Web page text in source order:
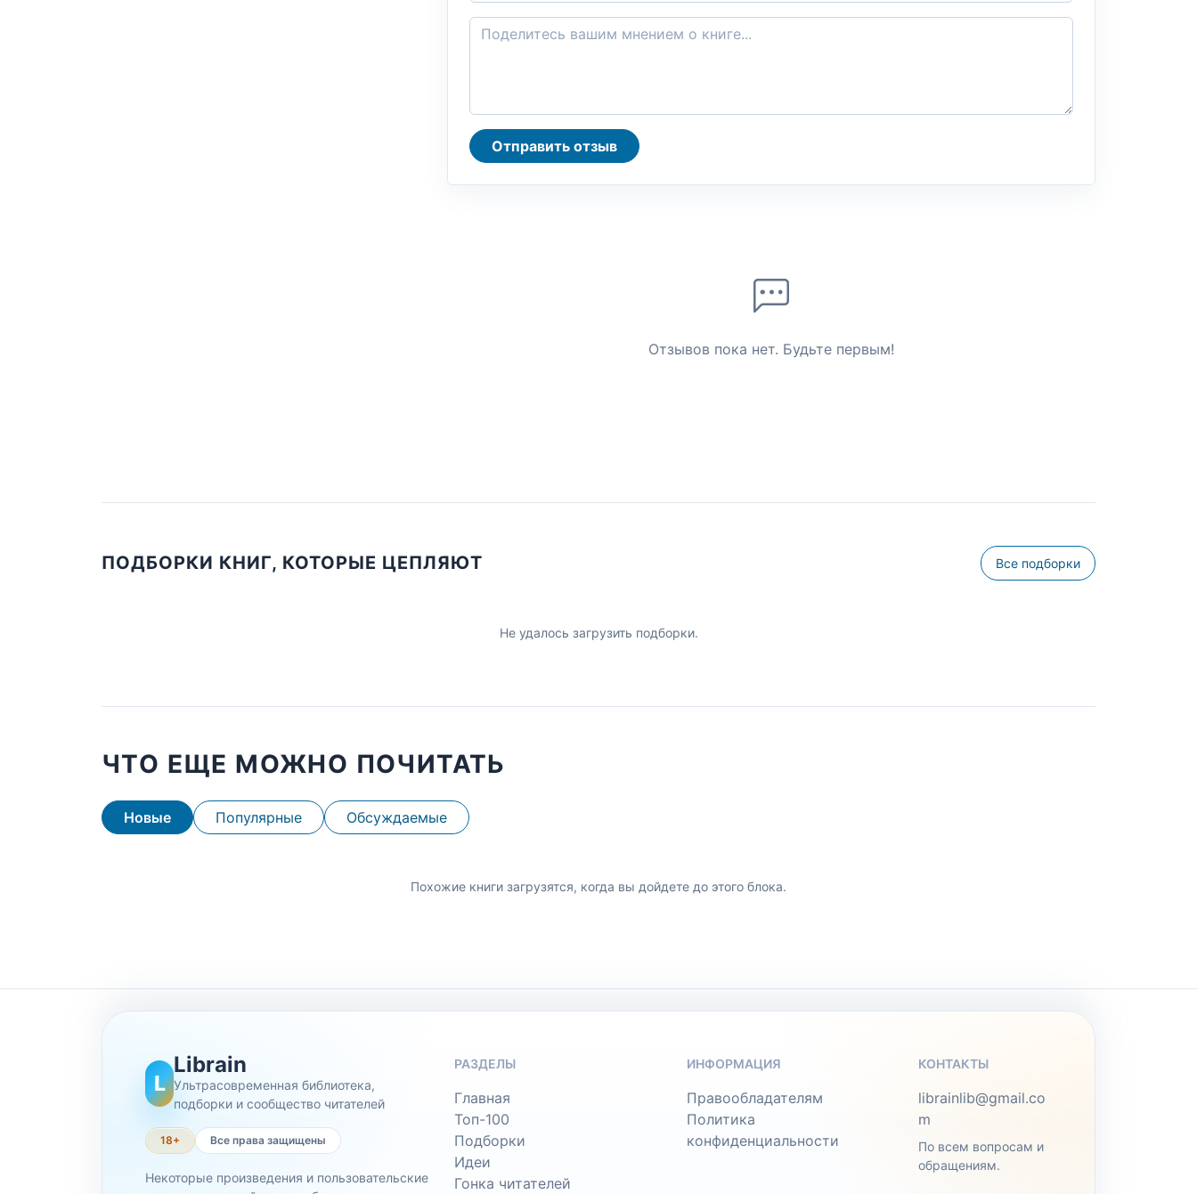
Отправить отзыв
Отзывов пока нет. Будьте первым!
ПОДБОРКИ КНИГ, КОТОРЫЕ ЦЕПЛЯЮТ Все подборки
Не удалось загрузить подборки.
ЧТО ЕЩЕ МОЖНО ПОЧИТАТЬ
Новые Популярные Обсуждаемые
Похожие книги загрузятся, когда вы дойдете до этого блока.
L
Librain
Ультрасовременная библиотека,
подборки и сообщество читателей
18+ Все права защищены
Некоторые произведения и пользовательские
РАЗДЕЛЫ
Главная
Топ-100
Подборки
Идеи
Гонка читателей
ИНФОРМАЦИЯ
Правообладателям
Политика
конфиденциальности
КОНТАКТЫ
librainlib@gmail.co
m
По всем вопросам и
обращениям.